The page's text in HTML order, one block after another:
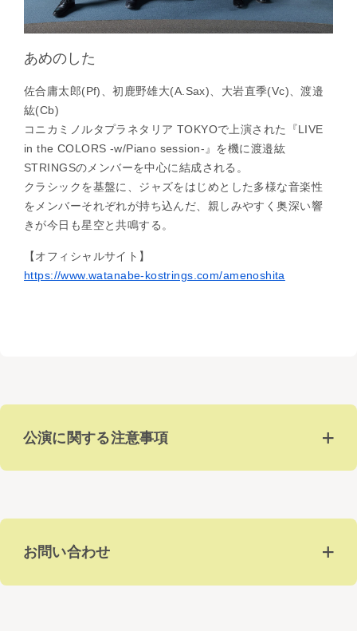
あめのした
佐合庸太郎(Pf)、初鹿野雄大(A.Sax)、大岩直季(Vc)、渡邉
紘(Cb)
コニカミノルタプラネタリア TOKYOで上演された『LIVE
in the COLORS -w/Piano session-』を機に渡邉紘
STRINGSのメンバーを中心に結成される。
クラシックを基盤に、ジャズをはじめとした多様な音楽性
をメンバーそれぞれが持ち込んだ、親しみやすく奥深い響
きが今日も星空と共鳴する。
【オフィシャルサイト】
https://www.watanabe-kostrings.com/amenoshita
公演に関する注意事項
お問い合わせ